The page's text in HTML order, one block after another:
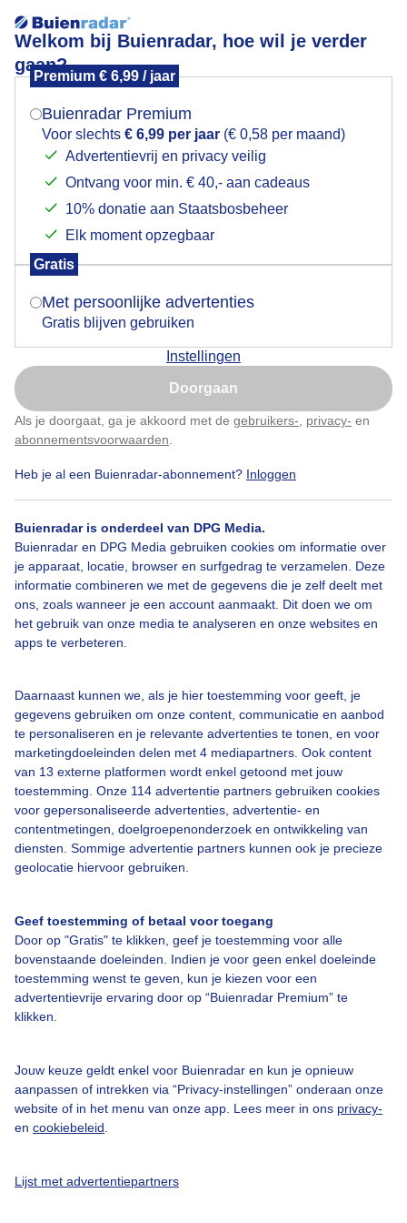
Welkom bij Buienradar, hoe wil je verder
gaan?
Premium € 6,99 / jaar
Buienradar Premium
Voor slechts € 6,99 per jaar (€ 0,58 per maand)
Advertentievrij en privacy veilig
Ontvang voor min. € 40,- aan cadeaus
10% donatie aan Staatsbosbeheer
Elk moment opzegbaar
Gratis
Met persoonlijke advertenties
Gratis blijven gebruiken
Instellingen
Doorgaan
Als je doorgaat, ga je akkoord met de gebruikers- privacy- en
abonnementsvoorwaarden
Heb je al een Buienradar-abonnement? Inloggen
Buienradar is onderdeel van DPG Media.
Buienradar en DPG Media gebruiken cookies om informatie over
je apparaat, locatie, browser en surfgedrag te verzamelen. Deze
informatie combineren we met de gegevens die je zelf deelt met
ons, zoals wanneer je een account aanmaakt. Dit doen we om
het gebruik van onze media te analyseren en onze websites en
apps te verbeteren.
Daarnaast kunnen we, als je hier toestemming voor geeft, je
gegevens gebruiken om onze content, communicatie en aanbod
te personaliseren en je relevante advertenties te tonen, en voor
marketingdoeleinden delen met 4 mediapartners. Ook content
van 13 externe platformen wordt enkel getoond met jouw
toestemming. Onze 114 advertentie partners gebruiken cookies
voor gepersonaliseerde advertenties, advertentie- en
contentmetingen, doelgroepenonderzoek en ontwikkeling van
diensten. Sommige advertentie partners kunnen ook je precieze
geolocatie hiervoor gebruiken.
Geef toestemming of betaal voor toegang
Door op "Gratis" te klikken, geef je toestemming voor alle
bovenstaande doeleinden. Indien je voor geen enkel doeleinde
toestemming wenst te geven, kun je kiezen voor een
advertentievrije ervaring door op “Buienradar Premium” te
klikken.
Jouw keuze geldt enkel voor Buienradar en kun je opnieuw
aanpassen of intrekken via “Privacy-instellingen” onderaan onze
website of in het menu van onze app. Lees meer in ons privacy-
en cookiebeleid
Lijst met advertentiepartners
Weerfoto
Door: public Gemaakt: 07-06-2026, 63x bekeken
Bekijk slideshow
Over Buienradar
Bedrijfsgegevens
Contact
Toegankelijkheid
Gebruikersvoorwaarden
Privacy beleid
Cookie beleid
Gratis weerdata
Mogen we je locatie gebruiken voor het
Indien je hier nog geen akkoord op hebt gegeven,
verschijnt er zo een pop-up uit je browser waarin
Is goed, toon de popup
Nu niet, misschien later
Klik hierom dit aan te passen